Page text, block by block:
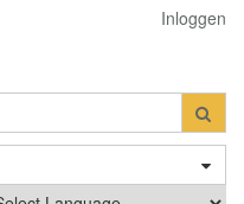
Inloggen